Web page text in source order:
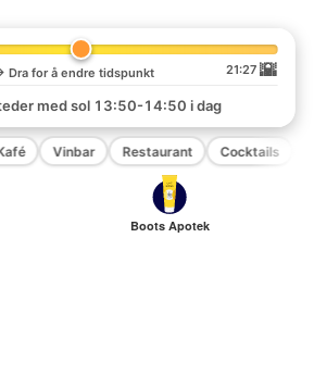
Boots Apotek
Dra for å endre tidspunkt 21:27 🌇
med sol 13:50-14:50 i dag
Vinbar Restaurant Cocktails